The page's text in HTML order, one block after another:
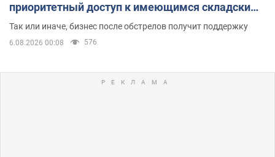
приоритетный доступ к имеющимся складским
помещениям
Так или иначе, бизнес после обстрелов получит поддержку
6.08.2026 00:08 576